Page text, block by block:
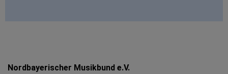
Nordbayerischer Musikbund e.V.